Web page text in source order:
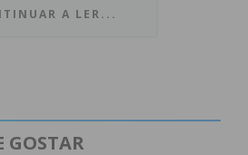
a Hungria, no dia 5 de abril,
apuramento está agendada
A LER...
GOSTAR